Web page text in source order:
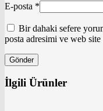
E-posta *
Bir dahaki sefere
posta adresimi ve web site
İlgili Ürünler